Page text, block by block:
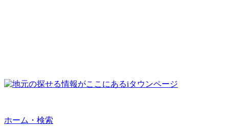
ホーム・検索